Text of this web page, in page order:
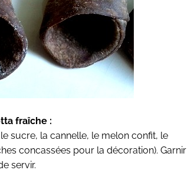
fraîche :
sucre, la cannelle, le melon confit, le
concassées pour la décoration). Garnir
servir.